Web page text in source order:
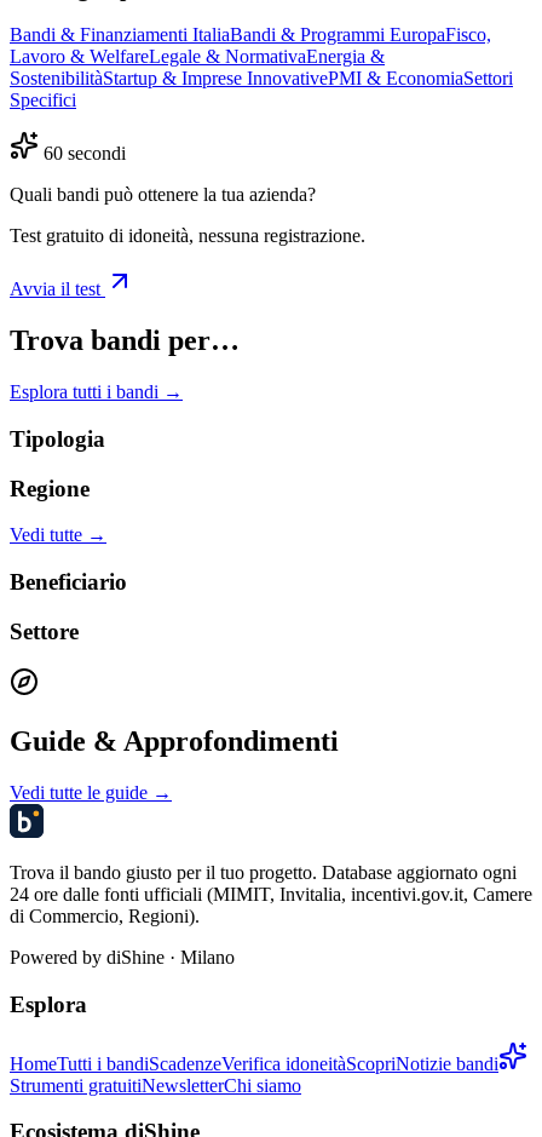
Bandi & Finanziamenti ItaliaBandi & Programmi EuropaFisco,
Lavoro & WelfareLegale & NormativaEnergia &
SostenibilitàStartup & Imprese InnovativePMI & EconomiaSettori
Specifici
60 secondi
Quali bandi può ottenere la tua azienda?
Test gratuito di idoneità, nessuna registrazione.
Avvia il test
Trova bandi per…
Esplora tutti i bandi →
Tipologia
Regione
Vedi tutte →
Beneficiario
Settore
Guide & Approfondimenti
Vedi tutte le guide →
Trova il bando giusto per il tuo progetto. Database aggiornato ogni
24 ore dalle fonti ufficiali (MIMIT, Invitalia, incentivi.gov.it, Camere
di Commercio, Regioni).
Powered by diShine · Milano
Esplora
HomeTutti i bandiScadenzeVerifica idoneitàScopriNotizie bandi
Strumenti gratuitiNewsletterChi siamo